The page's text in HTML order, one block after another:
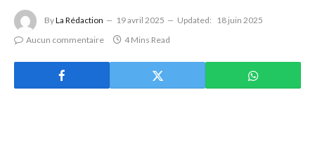
ByLa Rédaction 19 avril 2025 Updated:
18 juin 2025
Aucun commentaire
4 Mins Read